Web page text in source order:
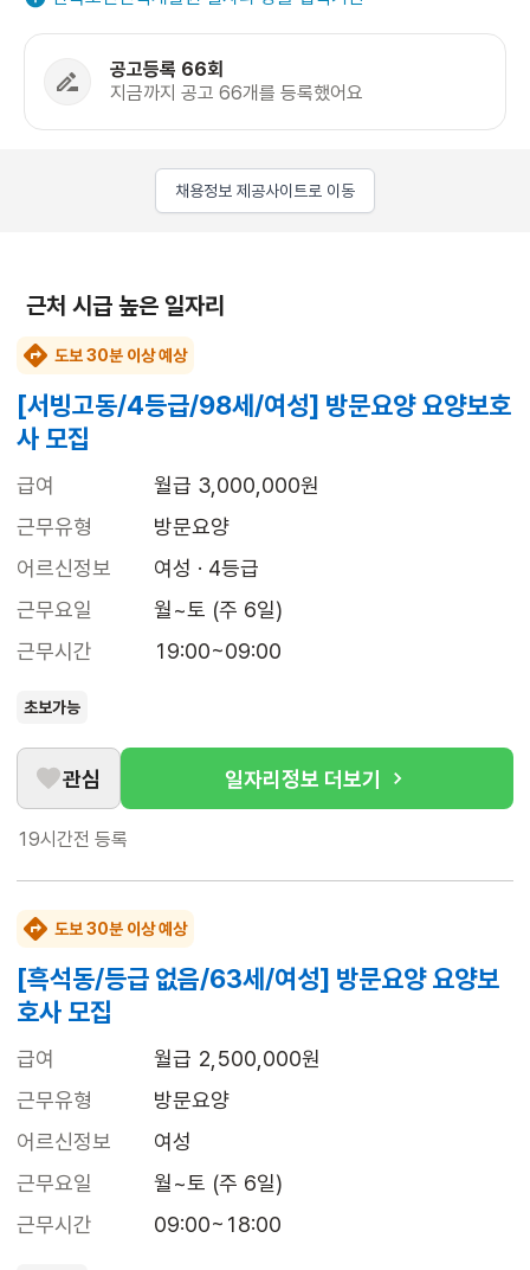
공고등록 66회
지금까지 공고 66개를 등록했어요
채용정보 제공사이트로 이동
근처 시급 높은 일자리
도보 30분 이상 예상
[서빙고동/4등급/98세/여성] 방문요양 요양보호
사 모집
급여
월급 3,000,000원
근무유형
방문요양
어르신정보
여성 · 4등급
근무요일
월~토 (주 6일)
근무시간
19:00~09:00
초보가능
관심 일자리정보 더보기
19시간전 등록
도보 30분 이상 예상
[흑석동/등급 없음/63세/여성] 방문요양 요양보
호사 모집
급여
월급 2,500,000원
근무유형
방문요양
어르신정보
여성
근무요일
월~토 (주 6일)
근무시간
09:00~18:00